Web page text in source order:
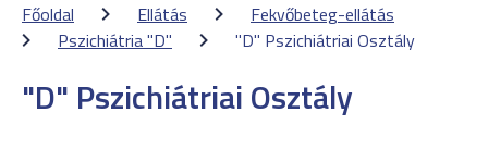
Főoldal
Ellátás
Fekvőbeteg-ellátás
Pszichiátria "D"
"D" Pszichiátriai Osztály
"D" Pszichiátriai Osztály